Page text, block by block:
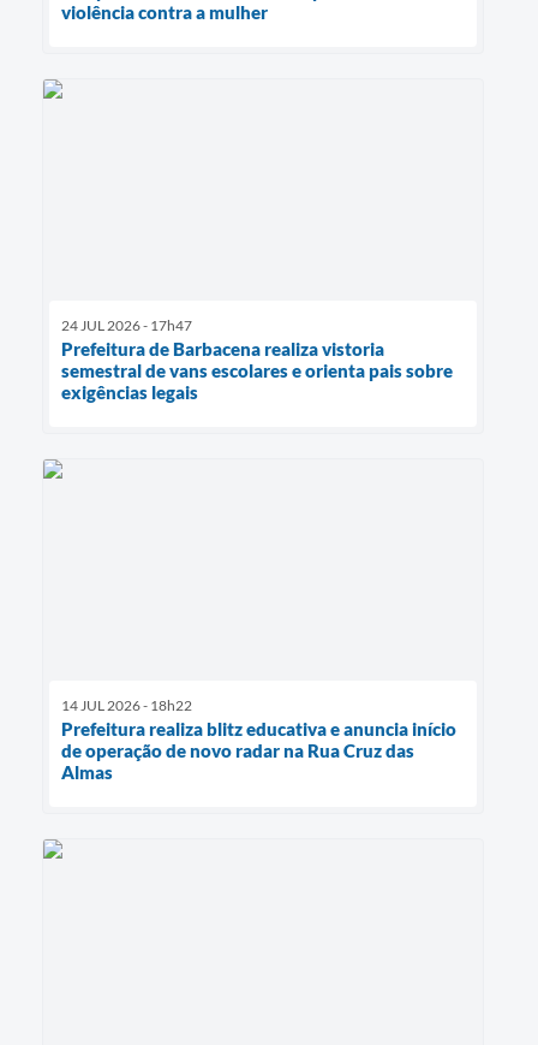
violência contra a mulher
24 JUL 2026 - 17h47
Prefeitura de Barbacena realiza vistoria
semestral de vans escolares e orienta pais sobre
exigências legais
14 JUL 2026 - 18h22
Prefeitura realiza blitz educativa e anuncia início
de operação de novo radar na Rua Cruz das
Almas